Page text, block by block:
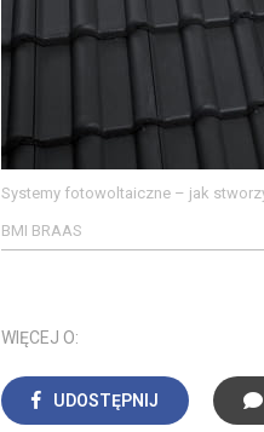
Systemy fotowoltaiczne – jak
BMI BRAAS
WIĘCEJ O:
UDOSTĘPNIJ